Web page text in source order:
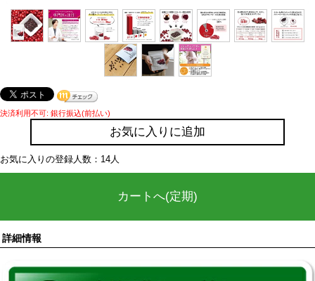
決済利用不可: 銀行振込(前払い)
お気に入りに追加
お気に入りの登録人数：14人
カートへ(定期)
詳細情報